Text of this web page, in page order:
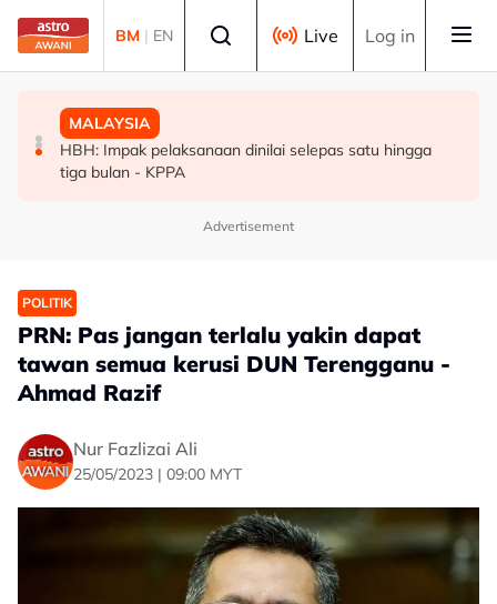
Skip to main content
BM | EN Live Log in
DUNIA
Bangunan kerajaan Jakarta ditimpa kebakaran, seorang
pekerja diselamatkan
MALAYSIA
[TERKINI] RCI Tabung Haji: Agong titah siasatan hingga
ke lubang cacing, kawalan sempadan diperkukuh
MALAYSIA
HBH: Impak pelaksanaan dinilai selepas satu hingga
tiga bulan - KPPA
Advertisement
POLITIK
PRN: Pas jangan terlalu yakin dapat
tawan semua kerusi DUN Terengganu -
Ahmad Razif
Nur Fazlizai Ali
25/05/2023 | 09:00 MYT